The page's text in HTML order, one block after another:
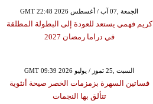
GMT 22:48 2026 الجمعة ,07 آب / أغسطس
كريم فهمي يستعد للعودة إلى البطولة المطلقة
في دراما رمضان 2027
GMT 09:39 2026 السبت ,25 تموز / يوليو
فساتين السهرة بزمزمات الخصر صيحة أنثوية
تتألق بها النجمات